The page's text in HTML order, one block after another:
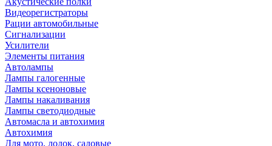
Видеорегистраторы
Рации автомобильные
Сигнализации
Усилители
Элементы питания
Автолампы
Лампы галогенные
Лампы ксеноновые
Лампы накаливания
Лампы светодиодные
Автомасла и автохимия
Автохимия
Для мото, лодок, садовые